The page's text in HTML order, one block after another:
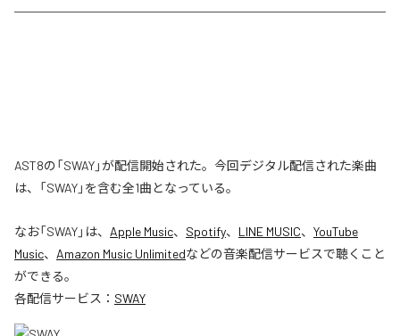
AST8の「SWAY」が配信開始された。今回デジタル配信された楽曲
は、「SWAY」を含む全1曲となっている。
なお「SWAY」は、 Apple Music、 Spotify、 LINE MUSIC、 YouTube
Music、 Amazon Music Unlimitedなどの音楽配信サービスで聴くこと
ができる。
各配信サービス： SWAY